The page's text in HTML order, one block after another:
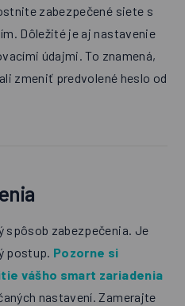
zabezpečené siete s
Dôležité je aj nastavenie
údajmi. To znamená,
zmeniť predvolené heslo od
spôsob zabezpečenia. Je
postup. Pozorne si
vášho smart zariadenia
nastavení. Zamerajte